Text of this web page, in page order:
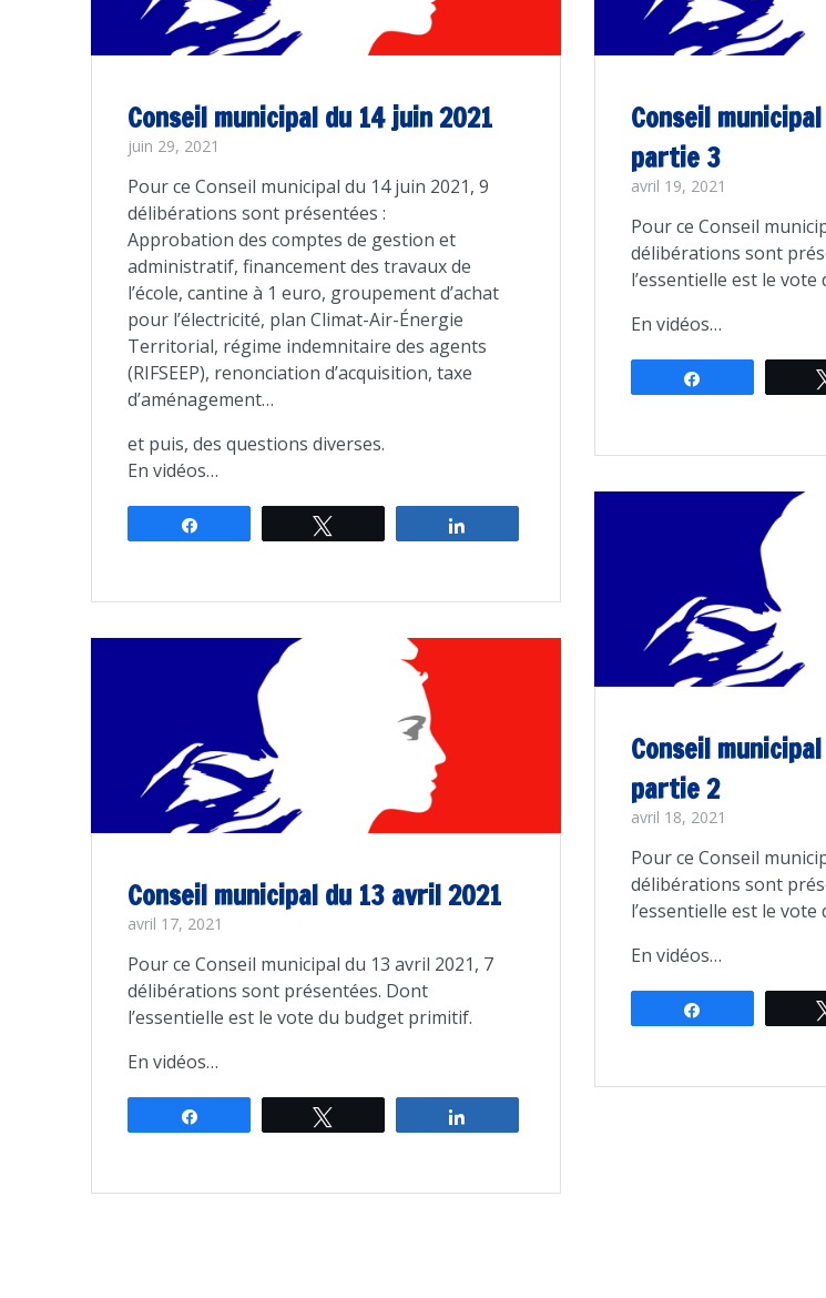
Conseil municipal du 14 juin 2021
juin 29, 2021
Pour ce Conseil municipal du 14 juin 2021, 9
délibérations sont présentées :
Approbation des comptes de gestion et
administratif, financement des travaux de
l’école, cantine à 1 euro, groupement d’achat
pour l’électricité, plan Climat-Air-Énergie
Territorial, régime indemnitaire des agents
(RIFSEEP), renonciation d’acquisition, taxe
d’aménagement…
et puis, des questions diverses.
En vidéos…
Conseil
partie 3
avril 19, 2021
Pour ce Conseil
délibérations sont
l’essentielle est le
En vidéos…
Conseil
partie 2
avril 18, 2021
Pour ce Conseil
délibérations sont
l’essentielle est le
En vidéos…
Conseil municipal du 13 avril 2021
avril 17, 2021
Pour ce Conseil municipal du 13 avril 2021, 7
délibérations sont présentées. Dont
l’essentielle est le vote du budget primitif.
En vidéos…